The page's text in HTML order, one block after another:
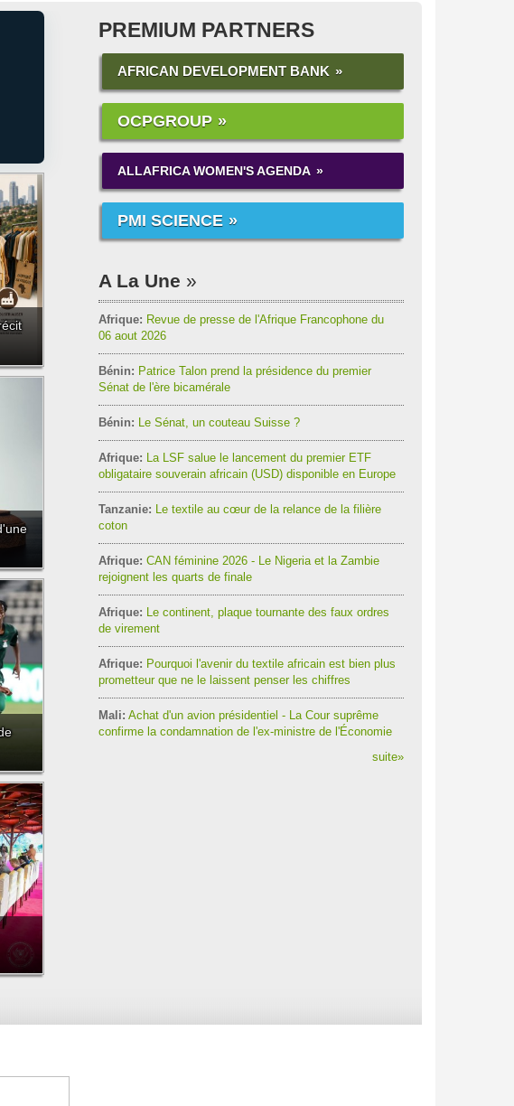
PREMIUM PARTNERS
AFRICAN DEVELOPMENT BANK
OCPGROUP
ALLAFRICA WOMEN'S AGENDA
PMI SCIENCE
A La Une
Afrique: Revue de presse de l'Afrique Francophone du
06 aout 2026
Bénin: Patrice Talon prend la présidence du premier
Sénat de l'ère bicamérale
Bénin: Le Sénat, un couteau Suisse ?
Afrique: La LSF salue le lancement du premier ETF
obligataire souverain africain (USD) disponible en Europe
Tanzanie: Le textile au cœur de la relance de la filière
coton
Afrique: CAN féminine 2026 - Le Nigeria et la Zambie
rejoignent les quarts de finale
Afrique: Le continent, plaque tournante des faux ordres
de virement
Afrique: Pourquoi l'avenir du textile africain est bien plus
prometteur que ne le laissent penser les chiffres
Mali: Achat d'un avion présidentiel - La Cour suprême
confirme la condamnation de l'ex-ministre de l'Économie
suite»